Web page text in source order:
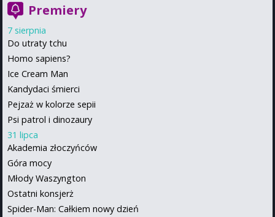
Premiery
7 sierpnia
Do utraty tchu
Homo sapiens?
Ice Cream Man
Kandydaci śmierci
Pejzaż w kolorze sepii
Psi patrol i dinozaury
31 lipca
Akademia złoczyńców
Góra mocy
Młody Waszyngton
Ostatni konsjerż
Spider-Man: Całkiem nowy dzień